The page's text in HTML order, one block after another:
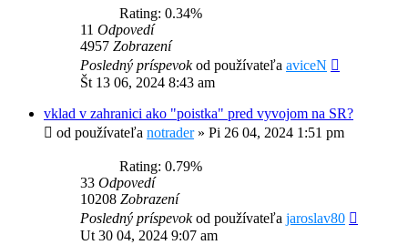
Rating: 0.34%
11 Odpovedí
4957 Zobrazení
Posledný príspevokod používateľa aviceN
Št 13 06, 2024 8:43 am
vklad v zahranici ako "poistka" pred vyvojom na SR?
od používateľa notrader» Pi 26 04, 2024 1:51 pm
Rating: 0.79%
33 Odpovedí
10208 Zobrazení
Posledný príspevokod používateľa jaroslav80
Ut 30 04, 2024 9:07 am